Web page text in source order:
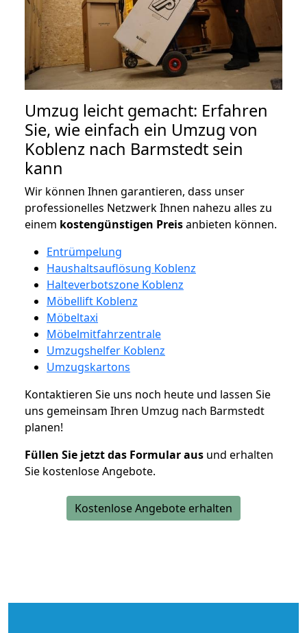
Umzug leicht gemacht: Erfahren
Sie, wie einfach ein Umzug von
Koblenz nach Barmstedt sein
kann
Wir können Ihnen garantieren, dass unser
professionelles Netzwerk Ihnen nahezu alles zu
einem kostengünstigen Preisanbieten können.
Entrümpelung
Haushaltsauflösung Koblenz
Halteverbotszone Koblenz
Möbellift Koblenz
Möbeltaxi
Möbelmitfahrzentrale
Umzugshelfer Koblenz
Umzugskartons
Kontaktieren Sie uns noch heute und lassen Sie
uns gemeinsam Ihren Umzug nach Barmstedt
planen!
Füllen Sie jetzt das Formular aus und erhalten
Sie kostenlose Angebote.
Kostenlose Angebote erhalten